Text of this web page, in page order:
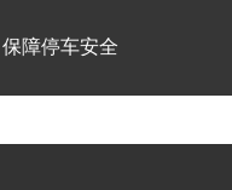
保障停车安全